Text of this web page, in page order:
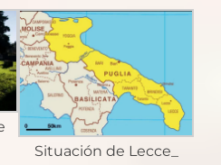
Situación de Lecce_